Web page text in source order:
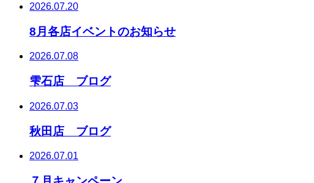
2026.07.20
8月各店イベントのお知らせ
2026.07.08
雫石店 ブログ
2026.07.03
秋田店 ブログ
2026.07.01